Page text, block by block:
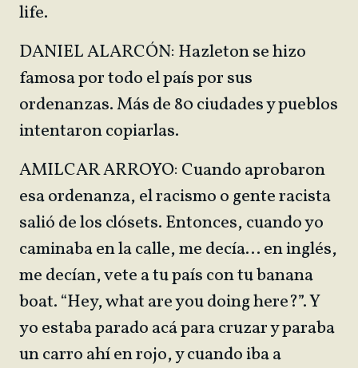
life.
DANIEL ALARCÓN: Hazleton se hizo
famosa por todo el país por sus
ordenanzas. Más de 80 ciudades y pueblos
intentaron copiarlas.
AMILCAR ARROYO: Cuando aprobaron
esa ordenanza, el racismo o gente racista
salió de los clósets. Entonces, cuando yo
caminaba en la calle, me decía… en inglés,
me decían, vete a tu país con tu banana
boat. “Hey, what are you doing here?”. Y
yo estaba parado acá para cruzar y paraba
un carro ahí en rojo, y cuando iba a